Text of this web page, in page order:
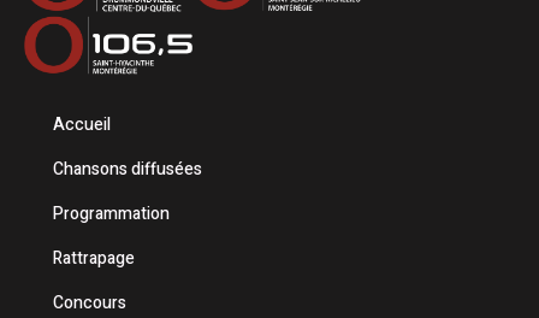
Accueil
Chansons diffusées
Programmation
Rattrapage
Concours